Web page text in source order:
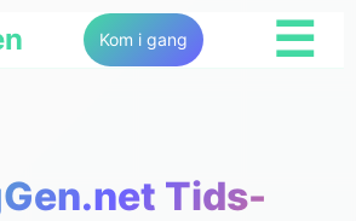
Kom i gang ☰
Tids-